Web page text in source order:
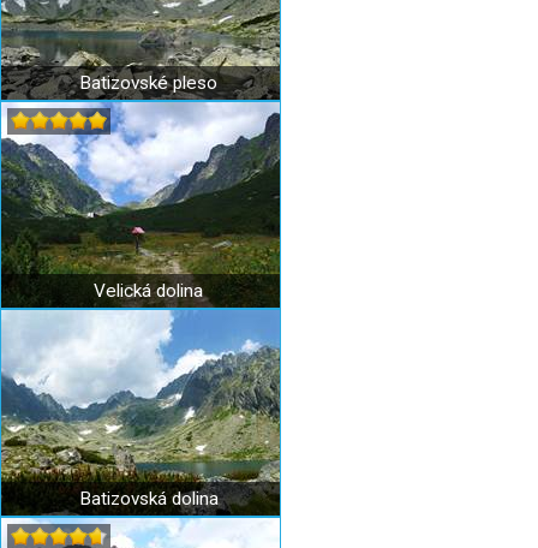
Batizovské pleso
Velická dolina
Batizovská dolina